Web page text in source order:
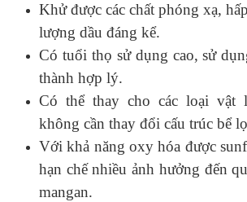
Khử được các chất phóng xạ,
lượng dầu đáng kể.
Có tuổi thọ sử dụng cao, sử
thành hợp lý.
Có thể thay cho các loại vật
không cần thay đổi cấu trúc bể
Với khả năng oxy hóa được
hạn chế nhiều ảnh hưởng đến
mangan.